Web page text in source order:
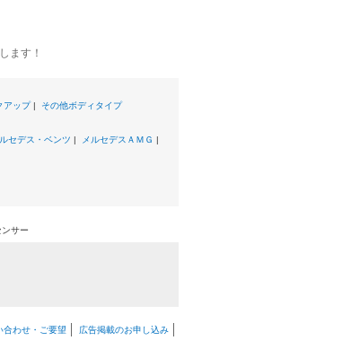
ます！
アップ| その他ボディタイプ
ルセデス・ベンツ | メルセデスＡＭＧ |
サー
合わせ・ご要望 広告掲載のお申し込み